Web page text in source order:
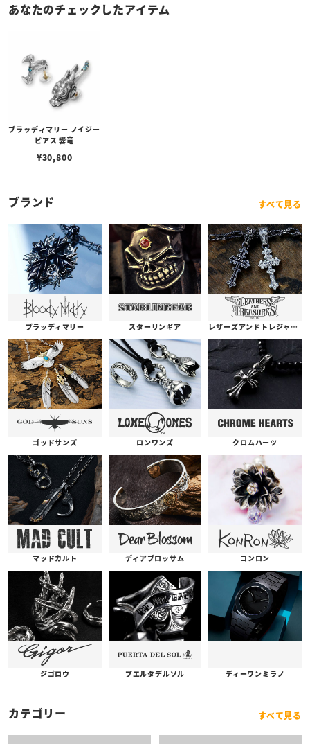
あなたのチェックしたアイテム
ブラッディマリー ノイジー
ピアス 響竜
¥30,800
ブランド すべて見る
ブラッディマリー スターリンギア レザーズアンドトレジャーズ
ゴッドサンズ ロンワンズ クロムハーツ
マッドカルト ディアブロッサム コンロン
ジゴロウ プエルタデルソル ディーワンミラノ
カテゴリー すべて見る